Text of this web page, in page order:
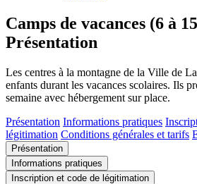
Camps de vacances (6 à
Présentation
Les centres à la montagne de la Ville de
enfants durant les vacances scolaires. Ils
semaine avec hébergement sur place.
Présentation Informations pratiques
légitimation Conditions générales et tarifs
Présentation
Informations pratiques
Inscription et code de légitimation